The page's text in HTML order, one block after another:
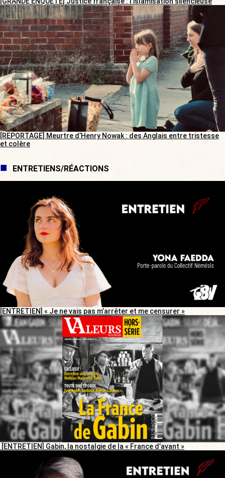
[REPORTAGE] Meurtre d’Henry Nowak : des Anglais entre tristesse
et colère
ENTRETIENS/RÉACTIONS
[ENTRETIEN] « Je ne vais pas m’arrêter et me censurer »
[ENTRETIEN] Gabin, la nostalgie de la « France d’avant »